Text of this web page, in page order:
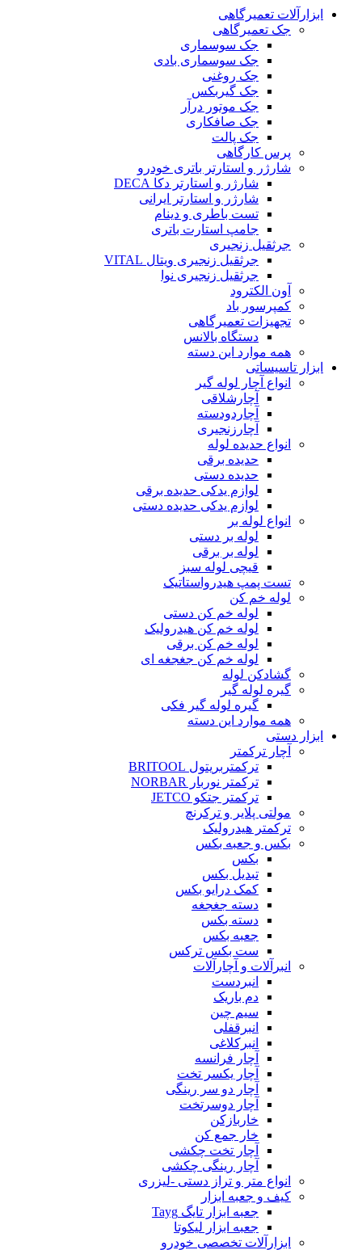
ابزارآلات تعمیرگاهی
جک تعمیرگاهی
جک سوسماری
جک سوسماری بادی
جک روغنی
جک گیربکس
جک موتور درآر
جک صافکاری
جک پالت
پرس کارگاهی
شارژر و استارتر باتری خودرو
شارژر و استارتر دکا DECA
شارژر و استارتر ایرانی
تست باطری و دینام
جامپ استارت باتری
جرثقیل زنجیری
جرثقیل زنجیری ویتال VITAL
جرثقیل زنجیری نوا
آون الکترود
کمپرسور باد
تجهیزات تعمیرگاهی
دستگاه بالانس
همه موارد این دسته
ابزار تاسیساتی
انواع آچار لوله گیر
آچارشلاقی
آچاردودسته
آچارزنجیری
انواع حدیده لوله
حدیده برقی
حدیده دستی
لوازم یدکی حدیده برقی
لوازم یدکی حدیده دستی
انواع لوله بر
لوله بر دستی
لوله بر برقی
قیچی لوله سبز
تست پمپ هیدرواستاتیک
لوله خم کن
لوله خم کن دستی
لوله خم کن هیدرولیک
لوله خم کن برقی
لوله خم کن جغجغه ای
گشادکن لوله
گیره لوله گیر
گیره لوله گیر فکی
همه موارد این دسته
ابزار دستی
آچار ترکمتر
ترکمتربریتول BRITOOL
ترکمتر نوربار NORBAR
ترکمتر جتکو JETCO
مولتی پلایر و ترکرنچ
ترکمتر هیدرولیک
بکس و جعبه بکس
بکس
تبدیل بکس
کمک درایو بکس
دسته جغجغه
دسته بکس
جعبه بکس
ست بکس ترکس
انبرآلات و آچارآلات
انبردست
دم باریک
سیم چین
انبرقفلی
انبرکلاغی
آچار فرانسه
آچار یکسر تخت
آچار دو سر رینگی
آچار دوسرتخت
خاربازکن
خار جمع کن
آچار تخت چکشی
آچار رینگی چکشی
انواع متر و تراز دستی -لیزری
کیف و جعبه ابزار
جعبه ابزار تایگ Tayg
جعبه ابزار لیکوتا
ابزارآلات تخصصی خودرو